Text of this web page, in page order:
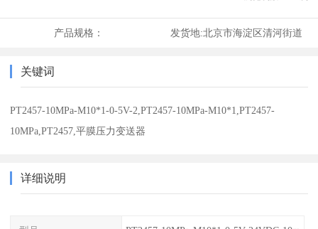
产品规格： 发货地:北京市海淀区清河街道
关键词
PT2457-10MPa-M10*1-0-5V-2,PT2457-10MPa-M10*1,PT2457-
10MPa,PT2457,平膜压力变送器
详细说明